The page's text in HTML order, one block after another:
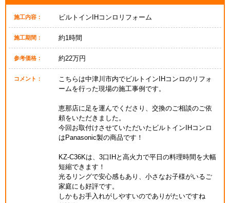
施工内容： ビルトインIHコンロリフォーム
施工期間： 約1時間
参考価格： 約22万円
コメント：
こちらは中津川市内でビルトインIHコンロのリフォ
ームを行った現場の施工事例です。
恵那店に足を運んでくださり、交換のご相談のご依
頼をいただきました。
今回お取付けさせていただいたビルトインIHコンロ
はPanasonic製の商品です！
KZ-C36Kは、3口IHと高火力で平日の料理時間を大幅
短縮できます！
光るリングで安心感もあり、小さなお子様がいるご
家庭にも好評です。
しかもお手入れがしやすいのでありがたいですね